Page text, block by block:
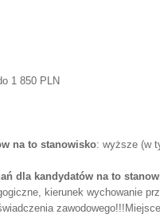
1 850 PLN
na to stanowisko: wyższe (w
dla kandydatów na to
kierunek wychowanie